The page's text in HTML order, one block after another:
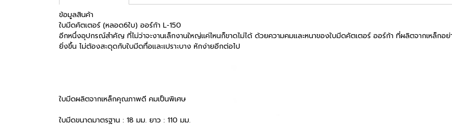
ข้อมูลสินค้า
ใบมีดคัตเตอร์ (หลอด6ใบ) ออร์ก้า L-150
อีกหนึ่งอุปกรณ์สำคัญ ที่ไม่ว่าจะงานเล็กงานใหญ่แค่ไหนก็ขาดไม่ได้ ด้วยความคมและหนาของใบมีดคัตเตอร์ ออร์ก้า ที่ผลิตจากเหล็กอ
ยิ่งขึ้น ไม่ต้องสะดุดกับใบมีดทื่อและเปราะบาง หักง่ายอีกต่อไป
ใบมีดผลิตจากเหล็กคุณภาพดี คมเป็นพิเศษ
ใบมีดขนาดมาตรฐาน : 18 มม. ยาว : 110 มม.